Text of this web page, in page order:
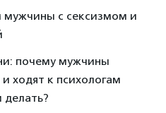
мужчины с сексизмом и
почему мужчины
ходят к психологам
делать?